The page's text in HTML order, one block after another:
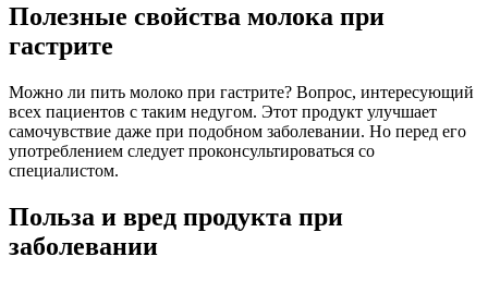
Полезные свойства молока при
гастрите
Можно ли пить молоко при гастрите? Вопрос, интересующий
всех пациентов с таким недугом. Этот продукт улучшает
самочувствие даже при подобном заболевании. Но перед его
употреблением следует проконсультироваться со
специалистом.
Польза и вред продукта при
заболевании